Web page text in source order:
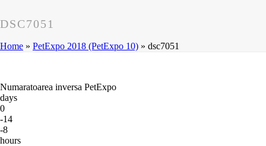
DSC7051
Home » PetExpo 2018 (PetExpo 10) » dsc7051
Numaratoarea inversa PetExpo
days
0
-14
-8
hours